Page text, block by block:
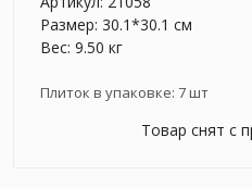
Размер: 30.1*30.1 см
Вес: 9.50 кг
Плиток в упаковке: 7шт
Товар снят с